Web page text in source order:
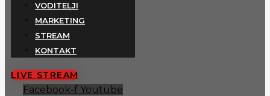
VODITELJI
MARKETING
STREAM
KONTAKT
LIVE STREAM
Facebook-f Youtube